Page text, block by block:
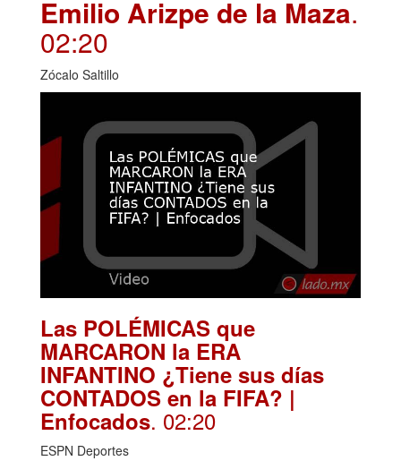
Emilio Arizpe de la Maza.
02:20
Zócalo Saltillo
Las POLÉMICAS que
MARCARON la ERA
INFANTINO ¿Tiene sus días
CONTADOS en la FIFA? |
Enfocados. 02:20
ESPN Deportes